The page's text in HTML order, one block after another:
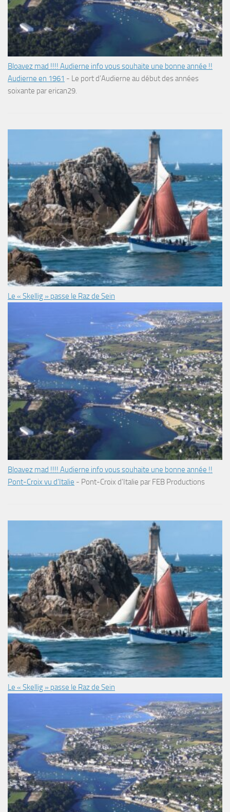
Bloavez mad !!!! Audierne info vous souhaite une bonne année !!
Audierne en 1961 - Le port d’Audierne au début des années
soixante par erican29.
Le « Skellig » passe le Raz de Sein
Bloavez mad !!!! Audierne info vous souhaite une bonne année !!
Pont-Croix vu d’Italie - Pont-Croix d’Italie par FEB Productions
Le « Skellig » passe le Raz de Sein